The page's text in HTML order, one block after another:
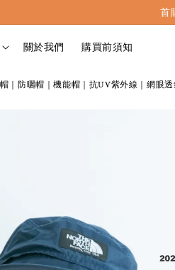
首
關於我們 購買前須知
防曬帽｜機能帽｜抗UV紫外線｜網眼